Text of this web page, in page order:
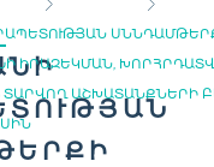
ԻՐԱԶԵԿՄԱՆ,
ՏԱՐՎՈՂ ԱՇԽԱՏԱՆՔՆԵՐԻ